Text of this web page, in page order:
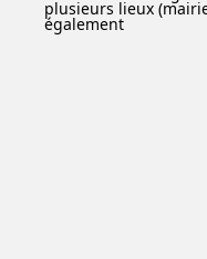
plusieurs lieux
également